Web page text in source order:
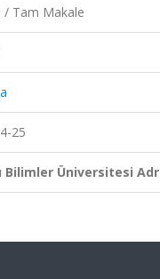
/ Tam Makale
25
Bilimler Üniversitesi